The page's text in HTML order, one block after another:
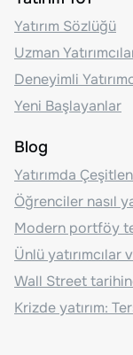
Yatırım Sözlüğü
Uzman
Deneyimli
Yeni Başlayanlar
Blog
Yatırımda
Öğrenciler nasıl
Modern portföy
Ünlü yatırımcılar
Wall Street
Krizde yatırım: